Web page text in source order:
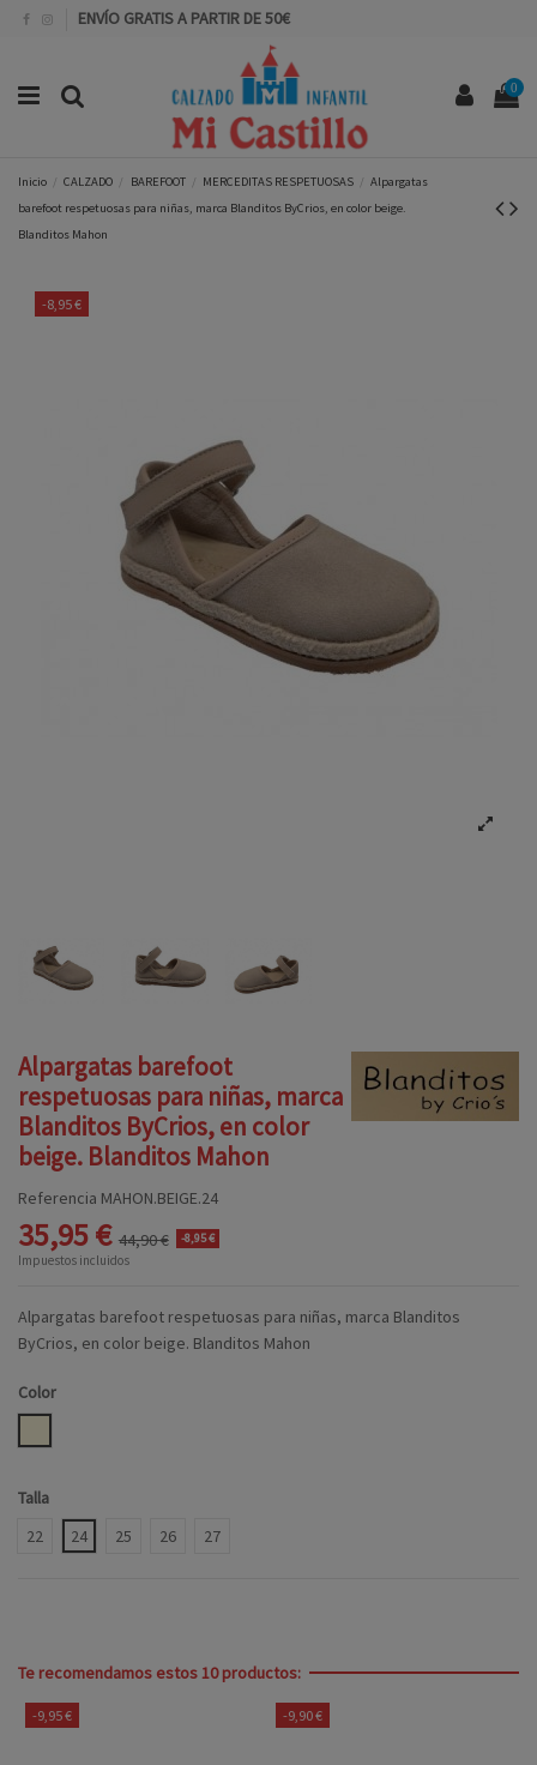
ENVÍO GRATIS A PARTIR DE 50€
0
Inicio CALZADO BAREFOOT MERCEDITAS RESPETUOSAS
Alpargatas
barefoot respetuosas para niñas, marca Blanditos ByCrios, en color beige.
Blanditos Mahon
-8,95 €
Alpargatas barefoot
respetuosas para niñas, marca
Blanditos ByCrios, en color
beige. Blanditos Mahon
Referencia MAHON.BEIGE.24
35,95 € 44,90 € -8,95 €
Impuestos incluidos
Alpargatas barefoot respetuosas para niñas, marca Blanditos
ByCrios, en color beige. Blanditos Mahon
Color
Talla
22
24 25 26 27
Te recomendamos estos 10 productos:
-9,95 € -9,90 €